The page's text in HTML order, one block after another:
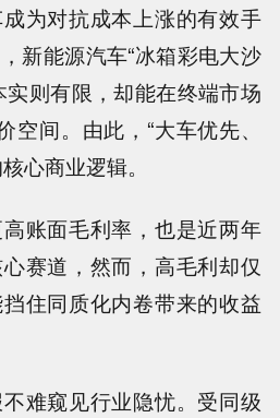
为对抗成本上涨的有效手
新能源汽车“冰箱彩电大沙
则有限，却能在终端市场
间。由此，“大车优先、
心商业逻辑。
账面毛利率，也是近两年
赛道，然而，高毛利却仅
住同质化内卷带来的收益
难窥见行业隐忧。受同级